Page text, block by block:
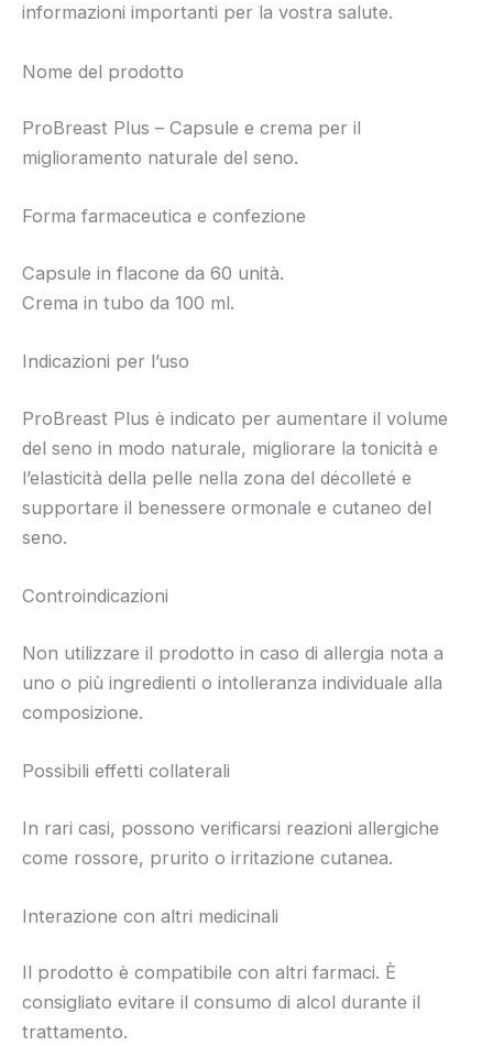
informazioni importanti per la vostra salute.
Nome del prodotto
ProBreast Plus – Capsule e crema per il
miglioramento naturale del seno.
Forma farmaceutica e confezione
Capsule in flacone da 60 unità.
Crema in tubo da 100 ml.
Indicazioni per l’uso
ProBreast Plus è indicato per aumentare il volume
del seno in modo naturale, migliorare la tonicità e
l’elasticità della pelle nella zona del décolleté e
supportare il benessere ormonale e cutaneo del
seno.
Controindicazioni
Non utilizzare il prodotto in caso di allergia nota a
uno o più ingredienti o intolleranza individuale alla
composizione.
Possibili effetti collaterali
In rari casi, possono verificarsi reazioni allergiche
come rossore, prurito o irritazione cutanea.
Interazione con altri medicinali
Il prodotto è compatibile con altri farmaci. È
consigliato evitare il consumo di alcol durante il
trattamento.